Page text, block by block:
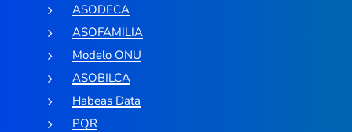
ASODECA
ASOFAMILIA
Modelo ONU
ASOBILCA
Habeas Data
PQR